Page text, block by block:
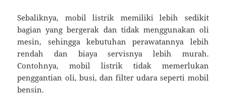
Sebaliknya, mobil listrik memiliki lebih sedikit
bagian yang bergerak dan tidak menggunakan oli
mesin, sehingga kebutuhan perawatannya lebih
rendah dan biaya servisnya lebih murah.
Contohnya, mobil listrik tidak memerlukan
penggantian oli, busi, dan filter udara seperti mobil
bensin.